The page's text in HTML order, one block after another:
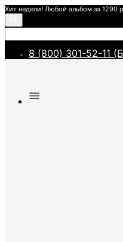
Хит недели! Любой альбом за 1290
8 (800) 301-52-11